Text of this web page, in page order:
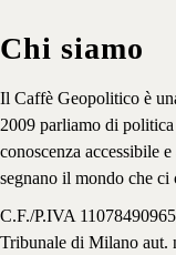
Chi siamo
Il Caffè Geopolitico è
2009 parliamo di
conoscenza accessibile
segnano il mondo che ci
C.F./P.IVA
Tribunale di Milano aut.